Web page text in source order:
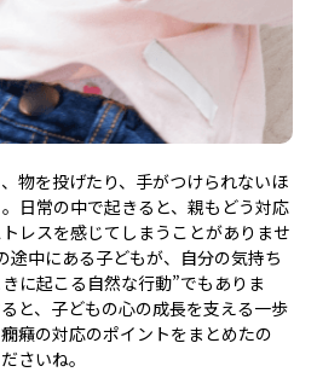
物を投げたり、手がつけられないほ
日常の中で起きると、親もどう対応
レスを感じてしまうことがありませ
途中にある子どもが、自分の気持ち
に起こる自然な行動”でもありま
と、子どもの心の成長を支える一歩
癪の対応のポイントをまとめたの
さいね。